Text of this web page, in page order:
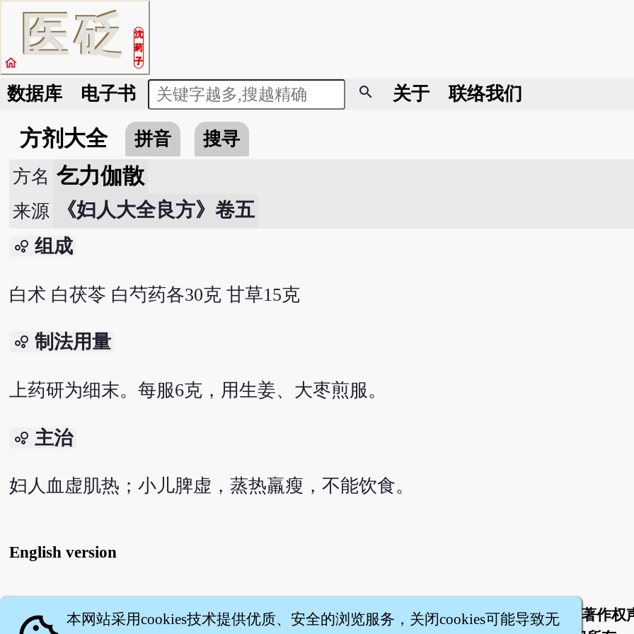
医砭
沈
药
子
home
数据库 电子书 search 关于 联络我们
方剂大全 拼音
搜寻
方名 乞力伽散
来源 《妇人大全良方》卷五
bubble_chart 组成
白术 白茯苓 白芍药各30克 甘草15克
bubble_chart 制法用量
上药研为细末。每服6克，用生姜、大枣煎服。
bubble_chart 主治
妇人血虚肌热；小儿脾虚，蒸热羸瘦，不能饮食。
English version
关于 | 联络我们 服务条款 隐私权条款
著作权
本网站采用cookies技术提供优质、安全的浏览服务，关闭cookies可能导致无